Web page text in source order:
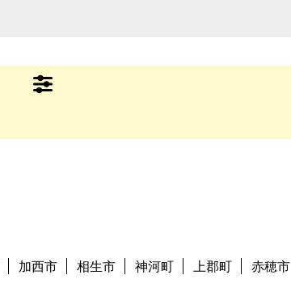
加西市 相生市 神河町 上郡町
赤穂市